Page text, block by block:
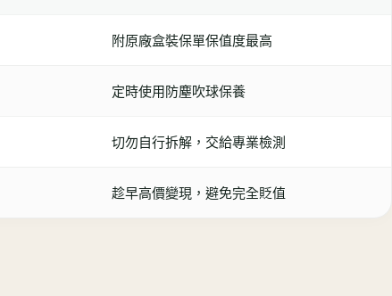
附原廠盒裝保單保值度最高
定時使用防塵吹球保養
切勿自行拆解，交給專業檢測
趁早高價變現，避免完全貶值